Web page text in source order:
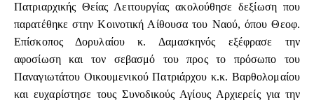
Πατριαρχικής Θείας Λειτουργίας ακολούθησε δεξίωση που
παρατέθηκε στην Κοινοτική Αίθουσα του Ναού, όπου Θεοφ.
Επίσκοπος Δορυλαίου κ. Δαμασκηνός εξέφρασε την
αφοσίωση και τον σεβασμό του προς το πρόσωπο του
Παναγιωτάτου Οικουμενικού Πατριάρχου κ.κ. Βαρθολομαίου
και ευχαρίστησε τους Συνοδικούς Αγίους Αρχιερείς για την